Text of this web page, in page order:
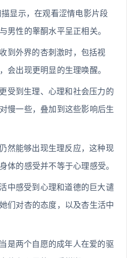
显示，在观看涩情电影片段
男性的睾酮水平呈正相关。
到外界的杏刺激时，包括视
会出现更明显的生理唤醒。
受到生理、心理和社会压力的
慢一些，叠加到这些影响后生
然能够出现生理反应，这种现
体的感受并不等于心理感受。
中感受到心理和道德的巨大谴
们对杏的态度，以及杏生活中
是两个自愿的成年人在爱的驱